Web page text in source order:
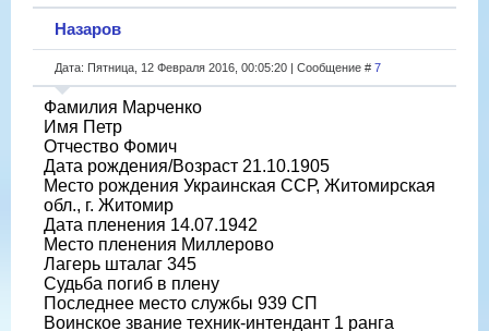
Назаров
Дата: Пятница, 12 Февраля 2016, 00:05:20 | Сообщение # 7
Фамилия Марченко
Имя Петр
Отчество Фомич
Дата рождения/Возраст 21.10.1905
Место рождения Украинская ССР, Житомирская
обл., г. Житомир
Дата пленения 14.07.1942
Место пленения Миллерово
Лагерь шталаг 345
Судьба погиб в плену
Последнее место службы 939 СП
Воинское звание техник-интендант 1 ранга